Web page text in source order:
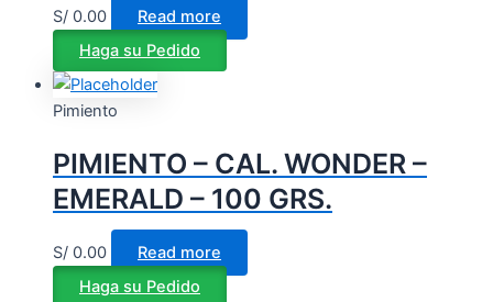
S/ 0.00
Read more
Haga su Pedido
Pimiento
PIMIENTO – CAL. WONDER –
EMERALD – 100 GRS.
S/ 0.00
Read more
Haga su Pedido